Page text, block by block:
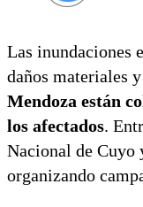
Las inundaciones
daños materiales y
Mendoza están
los afectados.
Nacional de Cuyo
organizando